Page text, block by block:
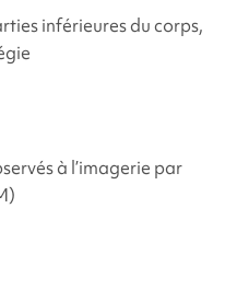
inférieures du corps,
à l’imagerie par